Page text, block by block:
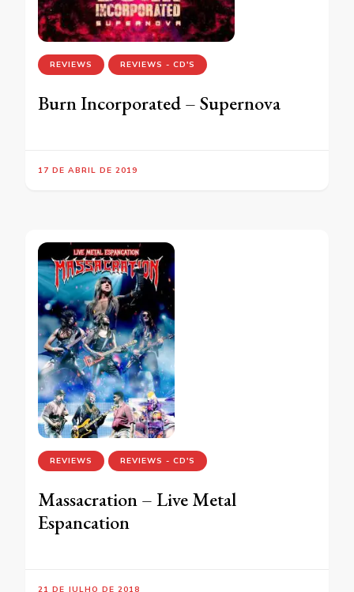
REVIEWS REVIEWS - CD'S
Burn Incorporated – Supernova
17 DE ABRIL DE 2019
REVIEWS REVIEWS - CD'S
Massacration – Live Metal
Espancation
21 DE JULHO DE 2018